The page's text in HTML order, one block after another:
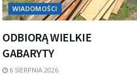
WIADOMOŚCI
ODBIORĄ WIELKIE
GABARYTY
6 SIERPNIA 2026